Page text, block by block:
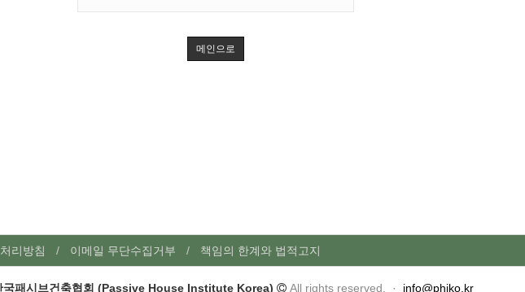
메인으로
리방침 이메일 무단수집거부 책임의 한계와 법적고지
국패시브건축협회 (Passive House Institute Korea) All rights reserved. · info@phiko.kr